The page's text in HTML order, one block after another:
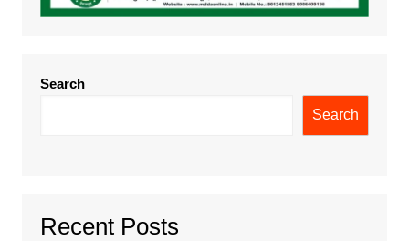
Search
Search
Recent Posts